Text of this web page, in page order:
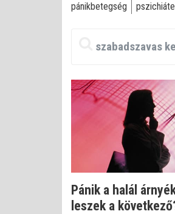
pánikbetegség
Pánik a halál
leszek a